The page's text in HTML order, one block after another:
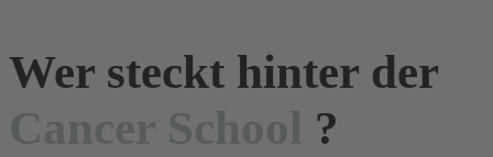
Wer steckt hinter der
Cancer School ?